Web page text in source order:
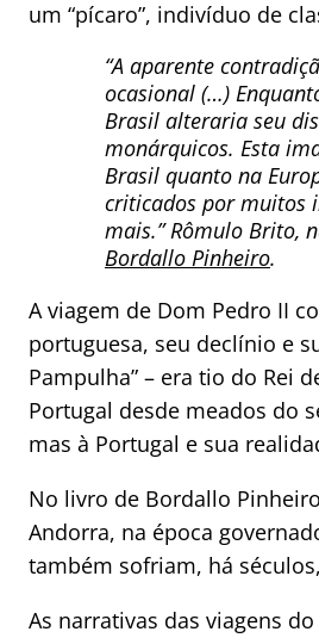
um “pícaro”, indivíduo de
“A aparente
ocasional (…)
Brasil alteraria seu
monárquicos. Esta
Brasil quanto na
criticados por muitos
mais.” Rômulo Brito,
Bordallo Pinheiro.
A viagem de Dom Pedro II
portuguesa, seu declínio e
Pampulha” – era tio do Rei
Portugal desde meados do
mas à Portugal e sua
No livro de Bordallo
Andorra, na época
também sofriam, há
As narrativas das viagens